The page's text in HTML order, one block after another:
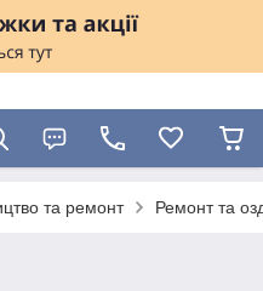
та ремонт Ремонт та